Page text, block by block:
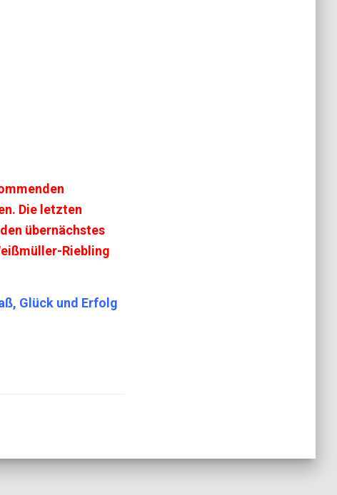
Die letzten
übernächstes
Riebling
Glück und Erfolg